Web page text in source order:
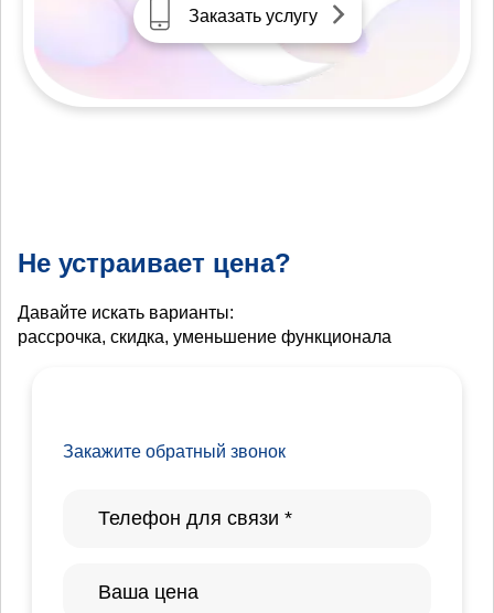
Заказать услугу
Не устраивает цена?
Давайте искать варианты:
рассрочка, скидка, уменьшение функционала
Закажите обратный звонок